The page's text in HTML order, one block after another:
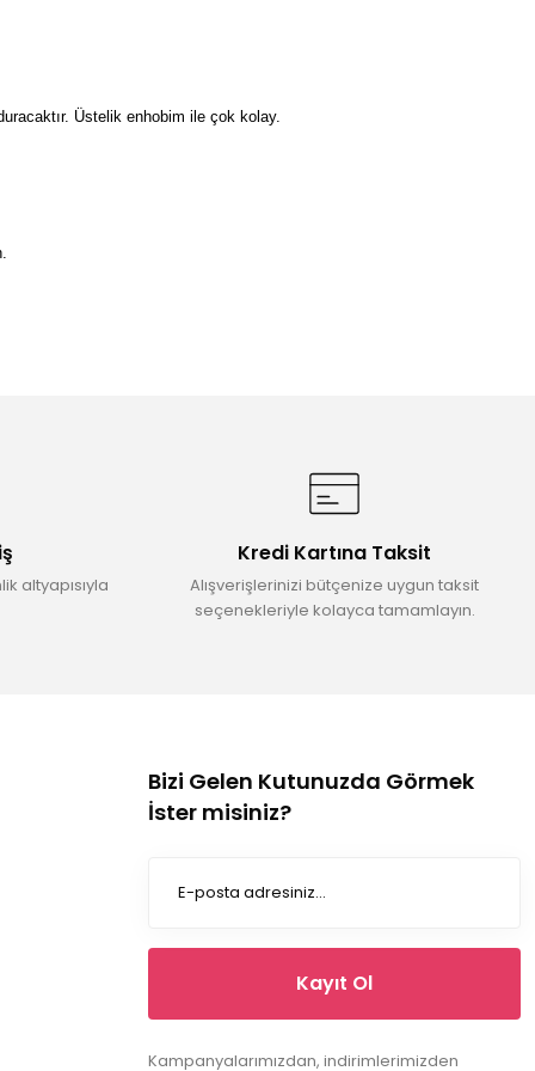
Üstelik enhobim ile çok kolay.
altyapısıyla
Kredi Kartına Taksit
Alışverişlerinizi bütçenize uygun taksit
seçenekleriyle kolayca tamamlayın.
Bizi Gelen Kutunuzda Görmek
İster misiniz?
Kayıt Ol
Kampanyalarımızdan, indirimlerimizden